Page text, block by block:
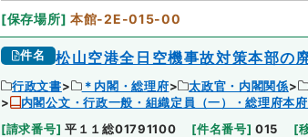
[保存場所] 本館-2E-015-00
件名 松山空港全日空機事故対策本部の
行政文書 ＊内閣・総理府 太政官・内閣関係
内閣公文・行政一般・組織定員（一）・総理府本
[請求番号] 平１１総01791100 [件名番号] 015 [